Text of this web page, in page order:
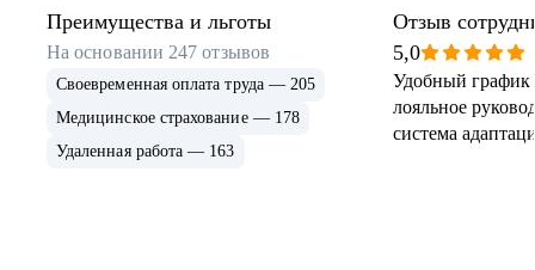
Преимущества и льготы
На основании 247 отзывов
Своевременная оплата труда — 205
Медицинское страхование — 178
Удаленная работа — 163
Отзыв
5,0
Удобный график
лояльное
система